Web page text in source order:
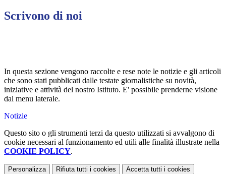
Scrivono di noi
In questa sezione vengono raccolte e rese note le notizie e gli articoli
che sono stati pubblicati dalle testate giornalistiche su novità,
iniziative e attività del nostro Istituto. E' possibile prenderne visione
dal menu laterale.
Notizie
Questo sito o gli strumenti terzi da questo utilizzati si avvalgono di
cookie necessari al funzionamento ed utili alle finalità illustrate nella
COOKIE POLICY.
Personalizza Rifiuta tutti i cookies Accetta tutti i cookies